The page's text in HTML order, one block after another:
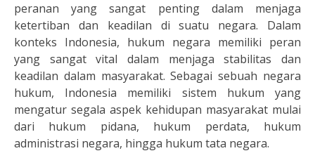
peranan yang sangat penting dalam menjaga
ketertiban dan keadilan di suatu negara. Dalam
konteks Indonesia, hukum negara memiliki peran
yang sangat vital dalam menjaga stabilitas dan
keadilan dalam masyarakat. Sebagai sebuah negara
hukum, Indonesia memiliki sistem hukum yang
mengatur segala aspek kehidupan masyarakat mulai
dari hukum pidana, hukum perdata, hukum
administrasi negara, hingga hukum tata negara.